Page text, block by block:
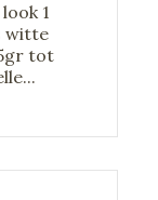
1
witte
tot